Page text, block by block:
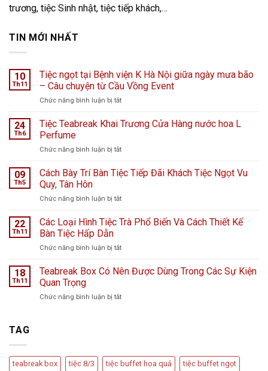
trương, tiệc Sinh nhật, tiệc tiếp khách,…
TIN MỚI NHẤT
10
Th11
Tiệc ngọt tại Bệnh viện K Hà Nội giữa ngày mưa bão
– Câu chuyện từ Cầu Vồng Event
Chức năng bình luận bị tắtở
ngọt
viện
Hà
ngày
bão
chuyện
Cầu
24
Th6
Tiệc Teabreak Khai Trương Cửa Hàng nước hoa L
Perfume
Chức năng bình luận bị tắtở
Teabreak
Khai
Cửa
nước
Perfume
09
Th5
Cách Bày Trí Bàn Tiệc Tiếp Đãi Khách Tiệc Ngọt Vu
Quy, Tân Hôn
Chức năng bình luận bị tắtở
Bày
Tiệc
Đãi
Ngọt
22
Th11
Các Loại Hình Tiệc Trà Phổ Biến Và Cách Thiết Kế
Bàn Tiệc Hấp Dẫn
Chức năng bình luận bị tắtở
Loại
Trà
Kế
18
Th11
Teabreak Box Có Nên Được Dùng Trong Các Sự Kiện
Quan Trọng
Chức năng bình luận bị tắtở
Dùng
Trong
TAG
teabreak box tiệc 8/3 tiệc buffet hoa quả tiệc buffet ngọt